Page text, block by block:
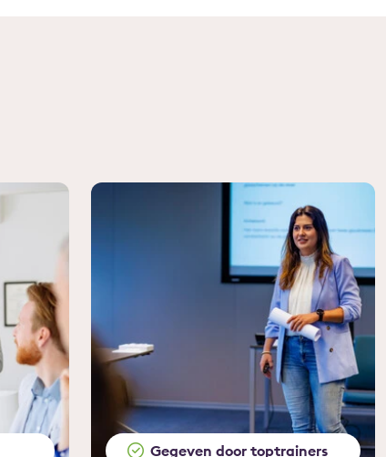
Gegeven door toptrainers